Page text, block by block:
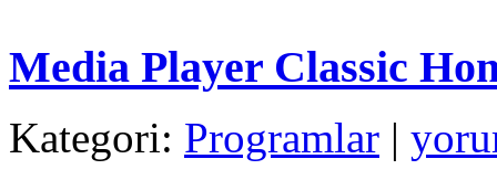
Media Player Classic
Kategori: Programlar |